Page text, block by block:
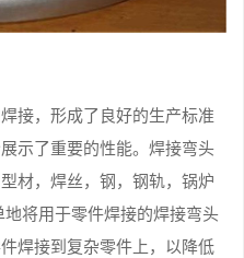
接，形成了良好的生产标准
示了重要的性能。焊接弯头
材，焊丝，钢，钢轨，锅炉
将用于零件焊接的焊接弯头
焊接到复杂零件上，以降低